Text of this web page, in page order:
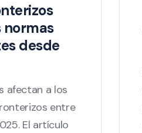
normas
desde
afectan a los
entre
El artículo